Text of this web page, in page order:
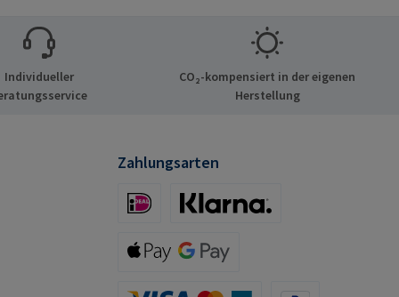
Individueller
CO₂-kompensiert in der eigenen
Herstellung
Zahlungsarten